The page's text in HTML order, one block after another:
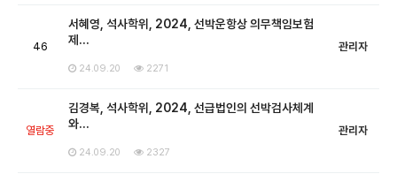
46
서혜영, 석사학위, 2024, 선박운항상 의무책임보험
제…
24.09.20 2271
관리자
열람중
김경복, 석사학위, 2024, 선급법인의 선박검사체계
와…
24.09.20 2327
관리자